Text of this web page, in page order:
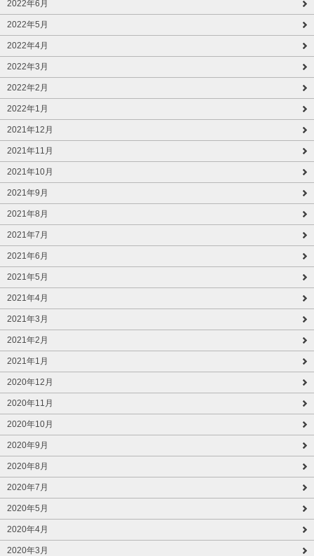
2022年6月
2022年5月
2022年4月
2022年3月
2022年2月
2022年1月
2021年12月
2021年11月
2021年10月
2021年9月
2021年8月
2021年7月
2021年6月
2021年5月
2021年4月
2021年3月
2021年2月
2021年1月
2020年12月
2020年11月
2020年10月
2020年9月
2020年8月
2020年7月
2020年5月
2020年4月
2020年3月